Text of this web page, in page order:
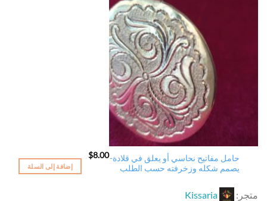
حامل مفاتيح نحاسي أو يعلق في قلادة-
يصمم شكله وزخرفته حسب الطلب
$8.00
إضافة إلى السلة
متجر: Kissaria